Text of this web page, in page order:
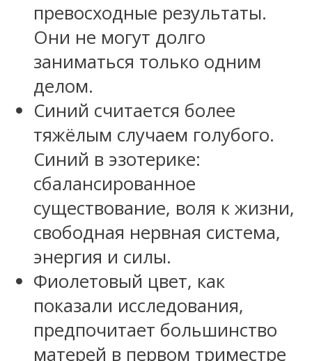
превосходные результаты.
Они не могут долго
заниматься только одним
делом.
Синий считается более
тяжёлым случаем голубого.
Синий в эзотерике:
сбалансированное
существование, воля к жизни,
свободная нервная система,
энергия и силы.
Фиолетовый цвет, как
показали исследования,
предпочитает большинство
матерей в первом триместре